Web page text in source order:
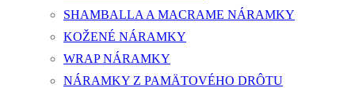
SHAMBALLA A MACRAME NÁRAMKY
KOŽENÉ NÁRAMKY
WRAP NÁRAMKY
NÁRAMKY Z PAMÄTOVÉHO DRÔTU